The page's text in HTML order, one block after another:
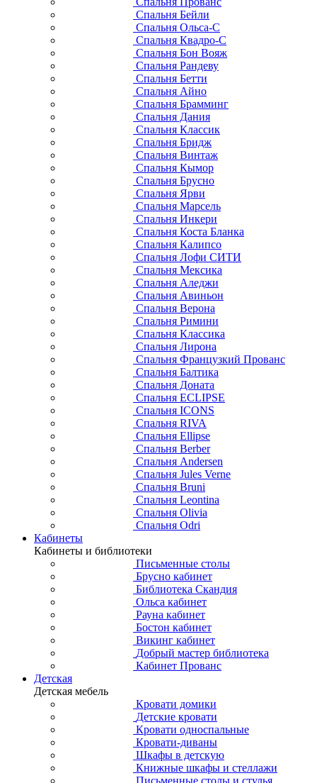
Спальня Бейли
Спальня Ольса-С
Спальня Квадро-С
Спальня Бон Вояж
Спальня Рандеву
Спальня Бетти
Спальня Айно
Спальня Брамминг
Спальня Дания
Спальня Классик
Спальня Бридж
Спальня Винтаж
Спальня Кымор
Спальня Брусно
Спальня Ярви
Спальня Марсель
Спальня Инкери
Спальня Коста Бланка
Спальня Калипсо
Спальня Лофи СИТИ
Спальня Мексика
Спальня Аледжи
Спальня Авиньон
Спальня Верона
Спальня Римини
Спальня Классика
Спальня Лирона
Спальня Французкий Прованс
Спальня Балтика
Спальня Доната
Спальня ECLIPSE
Спальня ICONS
Спальня RIVA
Спальня Ellipse
Спальня Berber
Спальня Andersen
Спальня Jules Verne
Спальня Bruni
Спальня Leontina
Спальня Olivia
Спальня Odri
Кабинеты
Кабинеты и библиотеки
Письменные столы
Брусно кабинет
Библиотека Скандия
Ольса кабинет
Рауна кабинет
Бостон кабинет
Викинг кабинет
Добрый мастер библиотека
Кабинет Прованс
Детская
Детская мебель
Кровати домики
Детские кровати
Кровати односпальные
Кровати-диваны
Шкафы в детскую
Книжные шкафы и стеллажи
Письменные столы и стулья